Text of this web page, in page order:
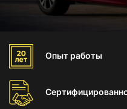
Опыт работы